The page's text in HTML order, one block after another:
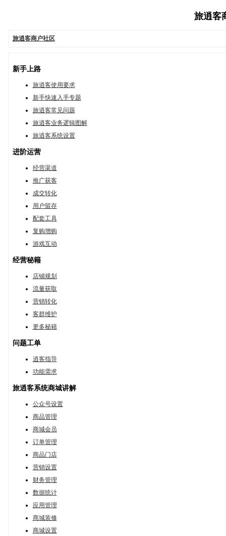
旅逍客
旅逍客商户社区
新手上路
旅逍客使用要求
新手快速入手专题
旅逍客常见问题
旅逍客业务逻辑图解
旅逍客系统设置
进阶运营
经营渠道
推广获客
成交转化
用户留存
配套工具
复购增购
游戏互动
经营秘籍
店铺规划
流量获取
营销转化
客群维护
更多秘籍
问题工单
逍客指导
功能需求
旅逍客系统商城讲解
公众号设置
商品管理
商城会员
订单管理
商品门店
营销设置
财务管理
数据统计
应用管理
商城装修
商城设置